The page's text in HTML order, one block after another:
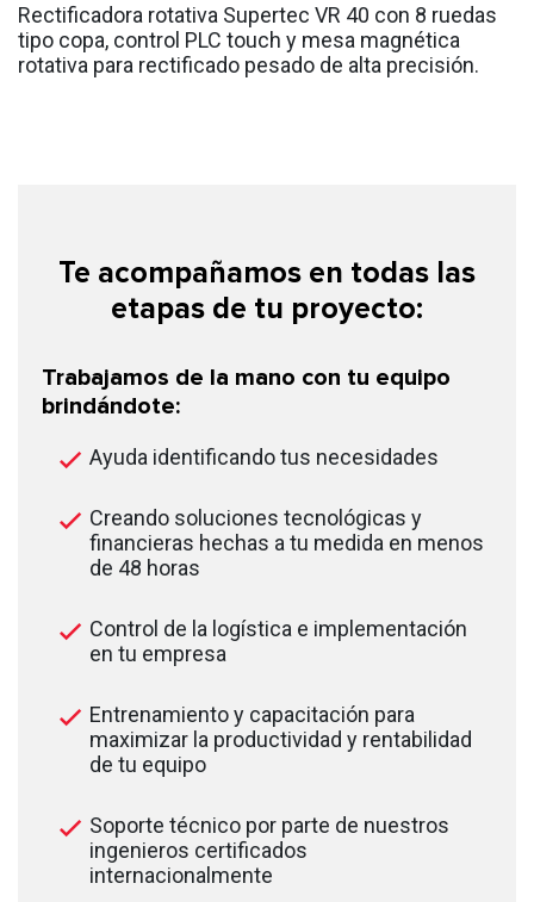
Rectificadora rotativa Supertec VR 40 con 8 ruedas
tipo copa, control PLC touch y mesa magnética
rotativa para rectificado pesado de alta precisión.
Te acompañamos en todas las
etapas de tu proyecto:
Trabajamos de la mano con tu equipo
brindándote:
Ayuda identificando tus necesidades
Creando soluciones tecnológicas y
financieras hechas a tu medida en menos
de 48 horas
Control de la logística e implementación
en tu empresa
Entrenamiento y capacitación para
maximizar la productividad y rentabilidad
de tu equipo
Soporte técnico por parte de nuestros
ingenieros certificados
internacionalmente